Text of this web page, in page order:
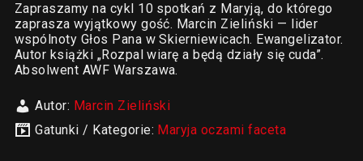
Zapraszamy na cykl 10 spotkań z Maryją, do którego
zaprasza wyjątkowy gość. Marcin Zieliński — lider
wspólnoty Głos Pana w Skierniewicach. Ewangelizator.
Autor książki „Rozpal wiarę a będą działy się cuda”.
Absolwent AWF Warszawa.
Autor: Marcin Zieliński
Gatunki / Kategorie: Maryja oczami faceta